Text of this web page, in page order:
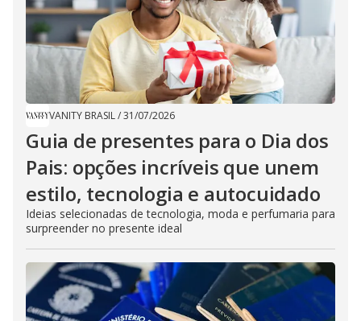
VANITY BRASIL/31/07/2026
Guia de presentes para o Dia dos
Pais: opções incríveis que unem
estilo, tecnologia e autocuidado
Ideias selecionadas de tecnologia, moda e perfumaria para
surpreender no presente ideal